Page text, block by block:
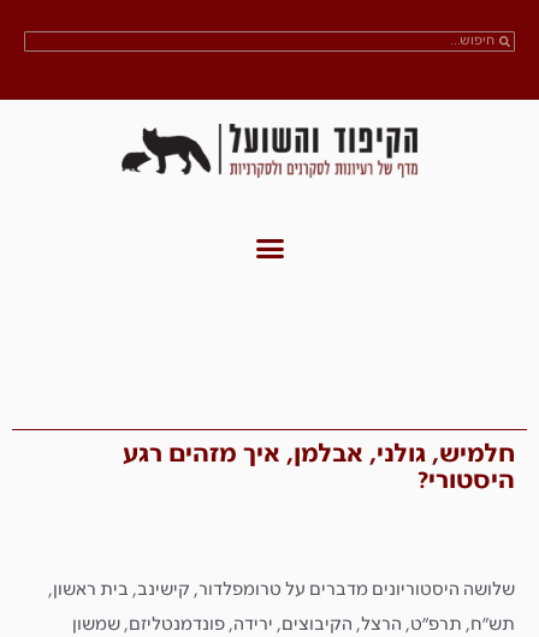
חלמיש, גולני, אבלמן, איך מזהים רגע
היסטורי?
שלושה היסטוריונים מדברים על טרומפלדור, קישינב, בית ראשון,
תש״ח, תרפ״ט, הרצל, הקיבוצים, ירידה, פונדמנטליזם, שמשון